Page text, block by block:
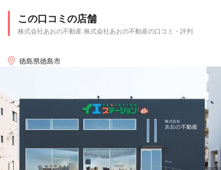
この口コミの店舗
株式会社あおの不動産 株式会社あおの不動産の口コミ・評判
徳島県徳島市